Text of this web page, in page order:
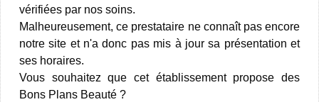
vérifiées par nos soins.
Malheureusement, ce prestataire ne connaît pas encore
notre site et n'a donc pas mis à jour sa présentation et
ses horaires.
Vous souhaitez que cet établissement propose des
Bons Plans Beauté ?